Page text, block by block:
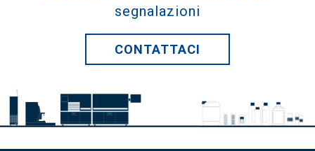
segnalazioni
CONTATTACI